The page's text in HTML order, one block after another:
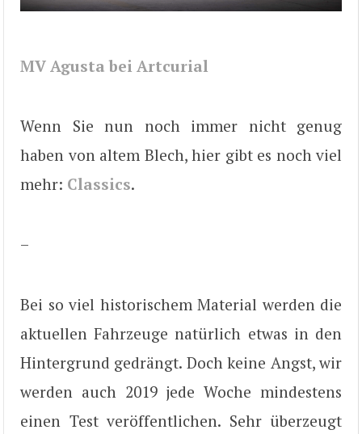
MV Agusta bei Artcurial
Wenn Sie nun noch immer nicht genug
haben von altem Blech, hier gibt es noch viel
mehr: Classics.
–
Bei so viel historischem Material werden die
aktuellen Fahrzeuge natürlich etwas in den
Hintergrund gedrängt. Doch keine Angst, wir
werden auch 2019 jede Woche mindestens
einen Test veröffentlichen. Sehr überzeugt